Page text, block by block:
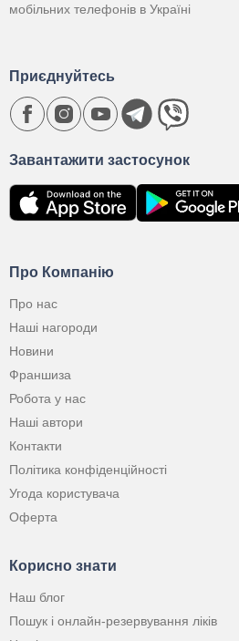
мобільних телефонів в Україні
Про Компанію
Про нас
Наші нагороди
Новини
Франшиза
Робота у нас
Наші автори
Контакти
Політика конфіденційності
Угода користувача
Оферта
Корисно знати
Наш блог
Пошук і онлайн-резервування ліків
Завантажити застосунок
Приєднуйтесь